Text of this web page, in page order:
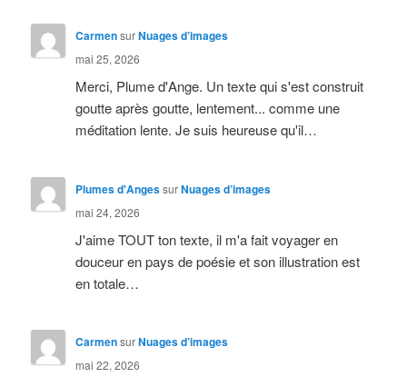
CarmensurNuages d’images
mai 25, 2026
Merci, Plume d'Ange. Un texte qui s'est construit
goutte après goutte, lentement... comme une
méditation lente. Je suis heureuse qu'il…
Plumes d'AngessurNuages d’images
mai 24, 2026
J'aime TOUT ton texte, il m'a fait voyager en
douceur en pays de poésie et son illustration est
en totale…
CarmensurNuages d’images
mai 22, 2026